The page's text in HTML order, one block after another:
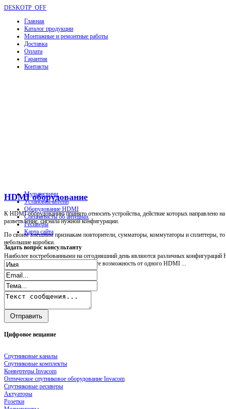
DESKOTP_OFF
Главная
Каталог продукции
Монтажные и ремонтные работы
Доставка
Оплата
Гарантия
Контакты
HDMI оборудование
К HDMI оборудованию принято относить устройства, действие которых направлено
разветвление, сигнала нужной конфигурации.
По своим внешним признакам повторители, сумматоры, коммутаторы и сплиттеры,
небольшие коробки.
Наиболее востребованными на сегодняшний день являются различных
Посредством HDMI splitter вы имеете возможность от одного HDMI ...
Мультисвичи
Установка антенн
Оборудование HDMI
Специалисты об антеннах
Ресиверы
Карта сайта
Задать вопрос консультанту
Цифровое вещание
Спутниковые каналы
Спутниковые комплекты
Конвертеры Invacom
Оптическое спутниковое оборудование Invacom
Спутниковые ресиверы
Актуаторы
Розетки